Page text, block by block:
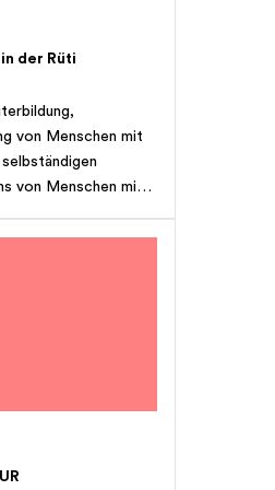
der Rüti
von Menschen mit
von Menschen mit
behinderter